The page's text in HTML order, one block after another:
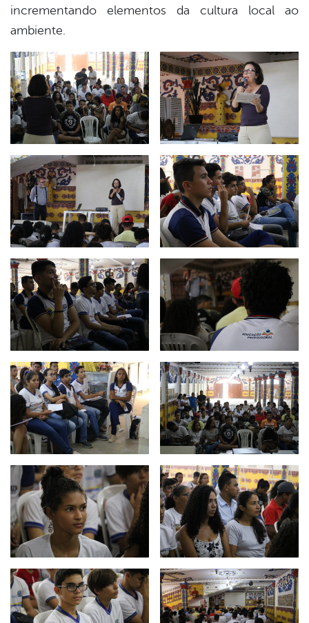
incrementando elementos da cultura local ao
ambiente.